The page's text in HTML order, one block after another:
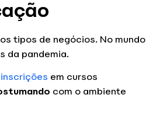
tipos de negócios. No mundo
da pandemia.
em cursos
com o ambiente